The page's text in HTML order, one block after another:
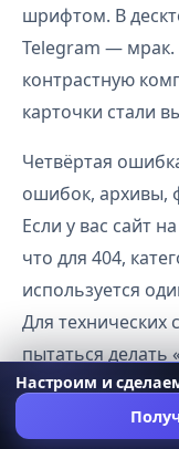
шрифтом. В
Telegram —
контрастную
карточки стали
Четвёртая
ошибок, архивы,
Если у вас сайт
что для 404,
используется
Для
пытаться делать
нейтральный
хотя бы
Настроим и